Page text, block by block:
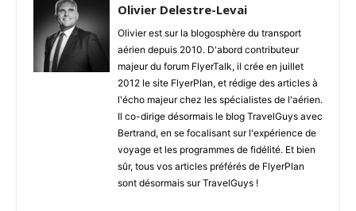
Olivier Delestre-Levai
Olivier est sur la blogosphère du transport
aérien depuis 2010. D'abord contributeur
majeur du forum FlyerTalk, il crée en juillet
2012 le site FlyerPlan, et rédige des articles à
l'écho majeur chez les spécialistes de l'aérien.
Il co-dirige désormais le blog TravelGuys avec
Bertrand, en se focalisant sur l'expérience de
voyage et les programmes de fidélité. Et bien
sûr, tous vos articles préférés de FlyerPlan
sont désormais sur TravelGuys !